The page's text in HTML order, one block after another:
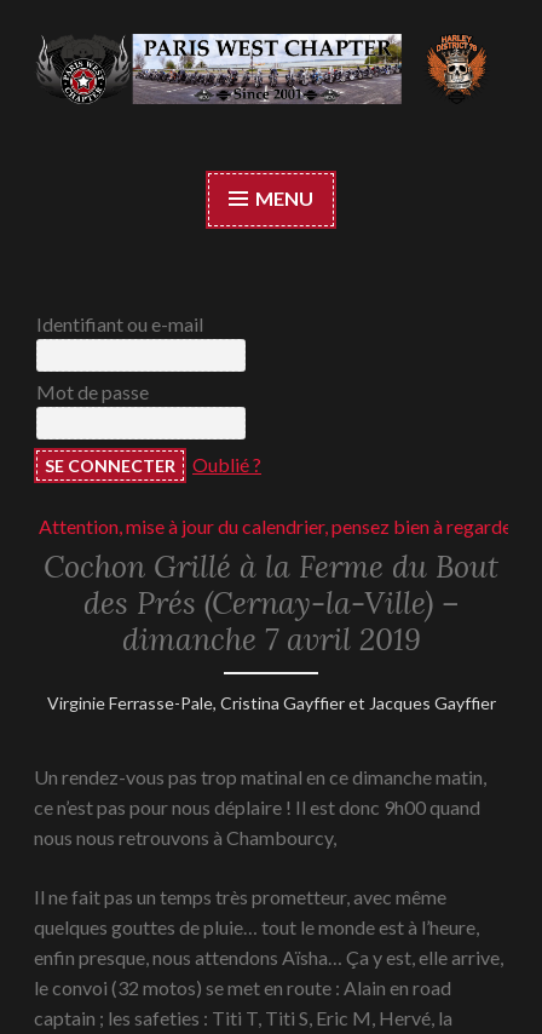
Accéder
au
contenu
MENU
Identifiant ou e-mail
Mot de passe
Oublié ?
Attention, mise à jour du calendrier, pensez bien à regarder ;-)
REPORTAGES
Cochon Grillé à la Ferme du Bout
des Prés (Cernay-la-Ville) –
dimanche 7 avril 2019
11
Virginie Ferrasse-Pale, Cristina Gayffier et Jacques Gayffier
Un rendez-vous pas trop matinal en ce dimanche matin,
ce n’est pas pour nous déplaire ! Il est donc 9h00 quand
nous nous retrouvons à Chambourcy,
Il ne fait pas un temps très prometteur, avec même
quelques gouttes de pluie… tout le monde est à l’heure,
enfin presque, nous attendons Aïsha… Ça y est, elle arrive,
le convoi (32 motos) se met en route : Alain en road
captain ; les safeties : Titi T, Titi S, Eric M, Hervé, la